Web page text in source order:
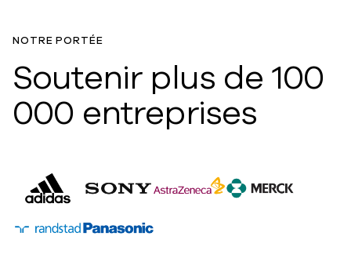
NOTRE PORTÉE
Soutenir plus de 100
000 entreprises